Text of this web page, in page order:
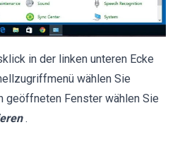
in der linken unteren Ecke
wählen Sie
geöffneten Fenster wählen Sie
.